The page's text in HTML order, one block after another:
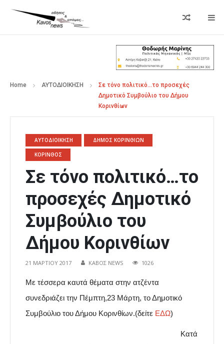
Home ΑΥΤΟΔΙΟΙΚΗΣΗ
Σε τόνο πολιτικό…το προσεχές
Δημοτικό Συμβούλιο του Δήμου
Κορινθίων
ΑΥΤΟΔΙΟΙΚΗΣΗ ΔΗΜΟΣ ΚΟΡΙΝΘΙΩΝ
ΚΟΡΙΝΘΟΣ
Σε τόνο πολιτικό…το
προσεχές Δημοτικό
Συμβούλιο του
Δήμου Κορινθίων
21 ΜΑΡΤΊΟΥ 2017 ΚΑΒΟΣ NEWS 1026
Με τέσσερα καυτά θέματα στην ατζέντα
συνεδριάζει την Πέμπτη,23 Μάρτη, το Δημοτικό
Συμβούλιο του Δήμου Κορινθίων.(δείτε ΕΔΩ)
Κατά